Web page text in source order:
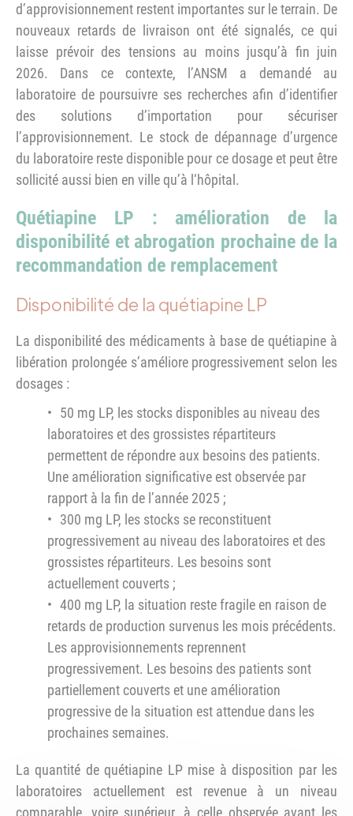
d’approvisionnement restent importantes sur le terrain. De
nouveaux retards de livraison ont été signalés, ce qui
laisse prévoir des tensions au moins jusqu’à fin juin
2026. Dans ce contexte, l’ANSM a demandé au
laboratoire de poursuivre ses recherches afin d’identifier
des solutions d’importation pour sécuriser
l’approvisionnement. Le stock de dépannage d’urgence
du laboratoire reste disponible pour ce dosage et peut être
sollicité aussi bien en ville qu’à l‘hôpital.
Quétiapine LP : amélioration de la
disponibilité et abrogation prochaine de la
recommandation de remplacement
Disponibilité de la quétiapine LP
La disponibilité des médicaments à base de quétiapine à
libération prolongée s’améliore progressivement selon les
dosages :
50 mg LP, les stocks disponibles au niveau des
laboratoires et des grossistes répartiteurs
permettent de répondre aux besoins des patients.
Une amélioration significative est observée par
rapport à la fin de l’année 2025 ;
300 mg LP, les stocks se reconstituent
progressivement au niveau des laboratoires et des
grossistes répartiteurs. Les besoins sont
actuellement couverts ;
400 mg LP, la situation reste fragile en raison de
retards de production survenus les mois précédents.
Les approvisionnements reprennent
progressivement. Les besoins des patients sont
partiellement couverts et une amélioration
progressive de la situation est attendue dans les
prochaines semaines.
La quantité de quétiapine LP mise à disposition par les
laboratoires actuellement est revenue à un niveau
comparable, voire supérieur, à celle observée avant les